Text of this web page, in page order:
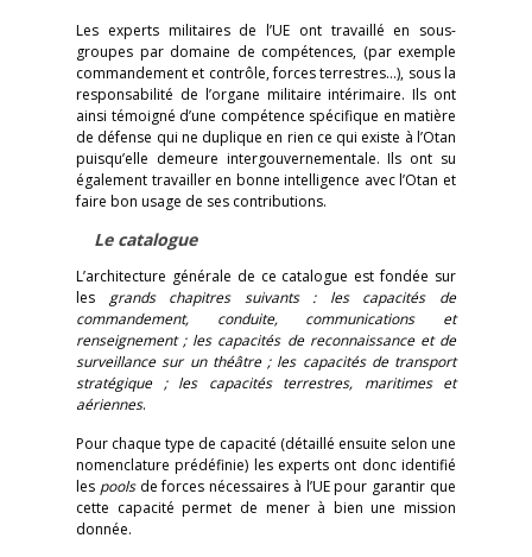
Les experts militaires de l’UE ont travaillé en sous-
groupes par domaine de compétences, (par exemple
commandement et contrôle, forces terrestres…), sous la
responsabilité de l’organe militaire intérimaire. Ils ont
ainsi témoigné d’une compétence spécifique en matière
de défense qui ne duplique en rien ce qui existe à l’Otan
puisqu’elle demeure intergouvernementale. Ils ont su
également travailler en bonne intelligence avec l’Otan et
faire bon usage de ses contributions.
Le catalogue
L’architecture générale de ce catalogue est fondée sur
les grands chapitres suivants : les capacités de
commandement,
conduite, communications et
renseignement ; les capacités de reconnaissance et de
surveillance sur un théâtre ; les capacités de transport
stratégique ; les capacités terrestres, maritimes et
aériennes.
Pour chaque type de capacité (détaillé ensuite selon une
nomenclature prédéfinie) les experts ont donc identifié
les poolsde forces nécessaires à l’UE pour garantir que
cette capacité permet de mener à bien une mission
donnée.